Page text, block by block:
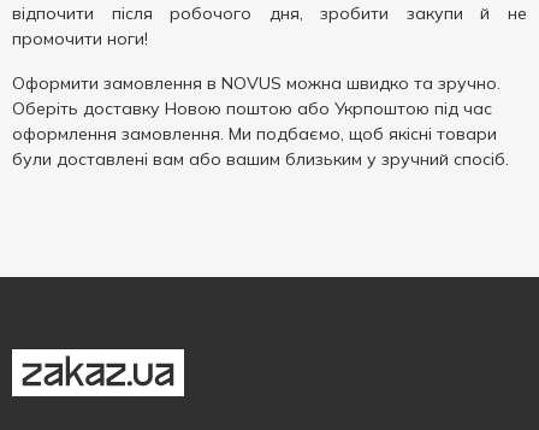
відпочити після робочого дня, зробити закупи й не
промочити ноги!
Оформити замовлення в NOVUS можна швидко та зручно.
Оберіть доставку Новою поштою або Укрпоштою під час
оформлення замовлення. Ми подбаємо, щоб якісні товари
були доставлені вам або вашим близьким у зручний спосіб.